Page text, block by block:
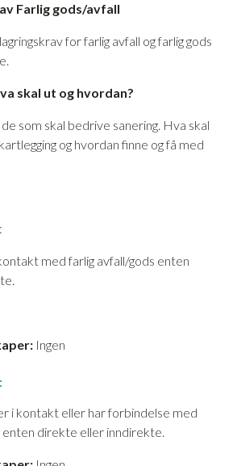
Farlig gods/avfall
for farlig avfall og farlig gods
skal ut og hvordan?
som skal bedrive sanering. Hva skal
og hvordan finne og få med
med farlig avfall/gods enten
Ingen
i kontakt eller har forbindelse med
enten direkte eller inndirekte.